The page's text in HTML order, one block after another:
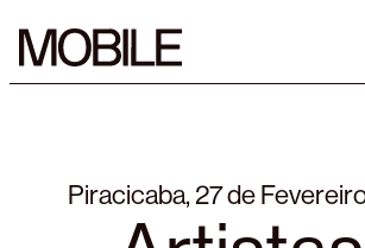
content
Piracicaba, 27 de